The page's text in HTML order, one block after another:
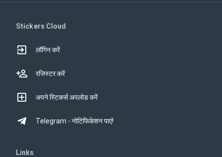
Stickers Cloud
लॉगिन करें
रजिस्टर करें
अपने स्टिकर्स अपलोड करें
Telegram - नोटिफिकेशन पाएं!
Links